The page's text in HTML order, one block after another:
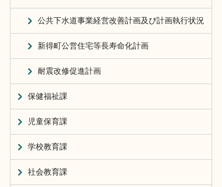
公共下水道事業経営改善計画及び計画執行状況
新得町公営住宅等長寿命化計画
耐震改修促進計画
保健福祉課
児童保育課
学校教育課
社会教育課